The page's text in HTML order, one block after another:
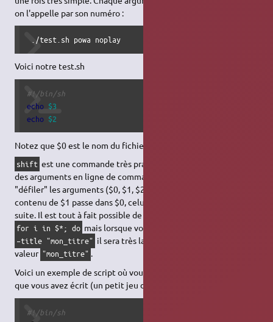
on l'appelle par son numéro :
./test.sh powa noplay
Voici notre test.sh
#!/bin/sh
echo $3
echo $2
Notez que $0 est le nom du fichier.
shift est une commande très pratique lorsque vous traitez
des arguments en ligne de commande. Elle permet de faire
"défiler" les arguments ($0, $1, $2, …). C'est à dire que le
contenu de $1 passe dans $0, celui de $2 dans $1 et ainsi de
suite. Il est tout à fait possible de traiter les arguments avec
for i in $*; do mais lorsque vous aurez des options du style
–title "mon_titre" il sera très laborieux de récupérer la
valeur "mon_titre" .
Voici un exemple de script où vous devez vous souvenir de ce
que vous avez écrit (un petit jeu de mémoire, quoi) :
#!/bin/sh